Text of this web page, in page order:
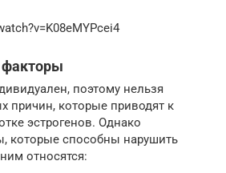
поэтому нельзя
причин, которые приводят к
эстрогенов. Однако
которые способны нарушить
относятся: